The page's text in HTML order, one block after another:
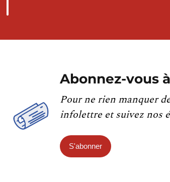
Abonnez-vous
Pour ne rien manquer
infolettre et suivez nos
S'abonner